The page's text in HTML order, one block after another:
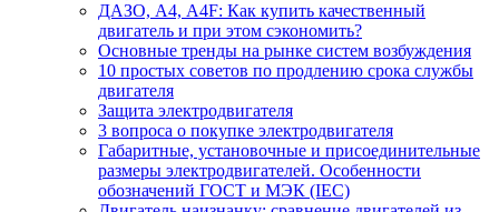
ДАЗО, А4, А4F: Как купить качественный
двигатель и при этом сэкономить?
Основные тренды на рынке систем возбуждения
10 простых советов по продлению срока службы
двигателя
Защита электродвигателя
3 вопроса о покупке электродвигателя
Габаритные, установочные и присоединительные
размеры электродвигателей. Особенности
обозначений ГОСТ и МЭК (IEC)